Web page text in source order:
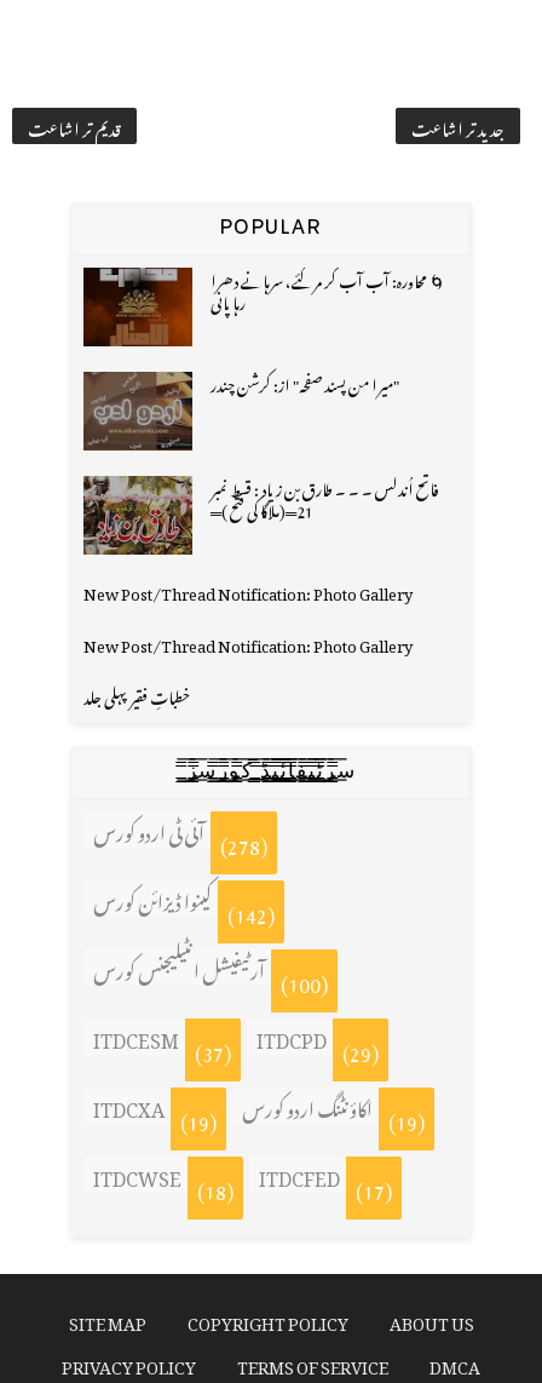
جدید تر اشاعت قدیم تر اشاعت
POPULAR
🌀 محاورہ: آب آب کر مر گئے، سرہانے دھرا
رہا پانی
"میرا من پسند صفحہ" از: کرشن چندر
فاتح اُندلس ۔ ۔ ۔ طارق بن زیاد : قسط نمبر
21═(ملاگا کی فتح )═
New Post/Thread Notification: Photo Gallery
New Post/Thread Notification: Photo Gallery
خطباتِ فقیر پہلی جلد
س̳̿͟͞ر̳̿͟͞ٹ̳̿͟͞ی̳̿͟͞ف̳̿͟͞ا̳̿͟͞ي̳̳̿ٔ̿͟͟͞͞ی̳̿͟͞ڈ̳̿͟͞ ̳̿͟͞ک̳̿͟͞و̳̿͟͞ر̳̿͟͞س̳̿͟͞ز̳̿͟͞
آئی ٹی اردو کورس (278)
کینوا ڈیزائن کورس (142)
آرٹیفیشل انٹیلیجنس کورس (100)
ITDCESM (37) ITDCPD (29)
ITDCXA (19) اکاؤنٹنگ اردو کورس (19)
ITDCWSE (18) ITDCFED (17)
ABOUT US
COPYRIGHT POLICY
SITE MAP
DMCA
TERMS OF SERVICE
PRIVACY POLICY